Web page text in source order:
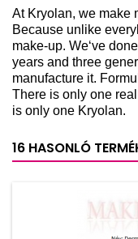
At Kryolan, we make
Because unlike
make-up. We‘ve
years and three
manufacture it.
There is only one
is only one Kryolan.
16 HASONLÓ